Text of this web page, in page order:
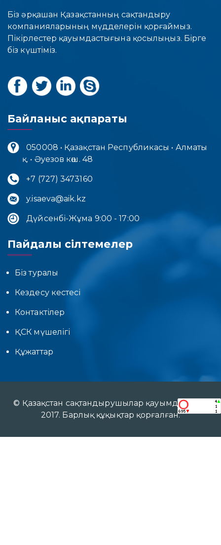
Біз әрқашан Қазақстанның сақтандыру
компанияларының мүдделерін қорғаймыз.
Пікірлестер қауымдастығына қосылыңыз. Бірге
біз күштіміз.
Байланыс ақпараты
050008 • Қазақстан Республикасы • Алматы
қ. • Әуезов көш. 48
+7 (727) 3473160
y.isaeva@aik.kz
Дүйсенбі-Жұма 9:00 - 17:00
Пайдалы сілтемелер
Біз туралы
Кездесу кестесі
Контактілер
ҚСК мүшелігі
Құжаттар
© Қазақстан сақтандырушылар қауымдастығы
2017. Барлық құқықтар қорғалған.